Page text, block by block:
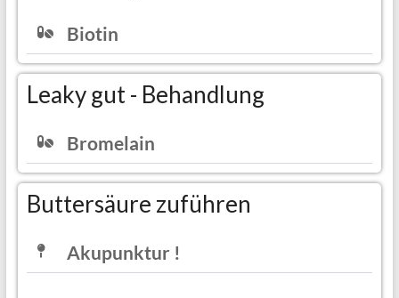
Biotin
Leaky gut - Behandlung
Bromelain
Buttersäure zuführen
Akupunktur !